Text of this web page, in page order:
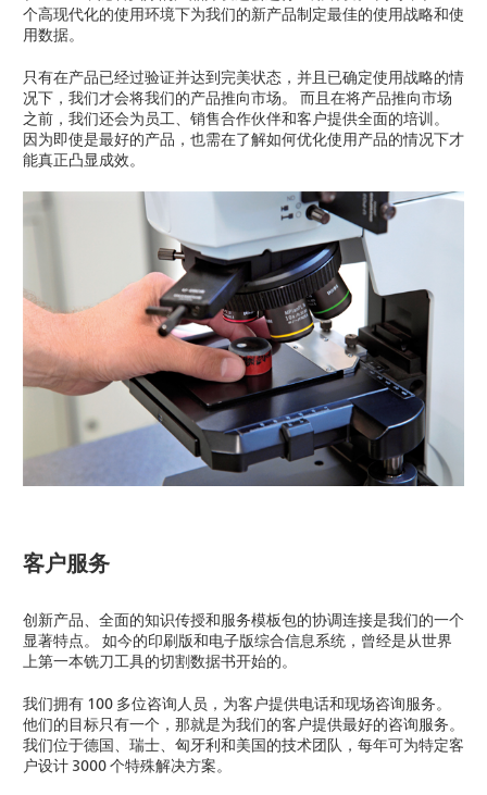
个高现代化的使用环境下为我们的新产品制定最佳的使用战略和使
用数据。
只有在产品已经过验证并达到完美状态，并且已确定使用战略的情
况下，我们才会将我们的产品推向市场。 而且在将产品推向市场
之前，我们还会为员工、销售合作伙伴和客户提供全面的培训。
因为即使是最好的产品，也需在了解如何优化使用产品的情况下才
能真正凸显成效。
客户服务
创新产品、全面的知识传授和服务模板包的协调连接是我们的一个
显著特点。 如今的印刷版和电子版综合信息系统，曾经是从世界
上第一本铣刀工具的切割数据书开始的。
我们拥有 100 多位咨询人员，为客户提供电话和现场咨询服务。
他们的目标只有一个，那就是为我们的客户提供最好的咨询服务。
我们位于德国、瑞士、匈牙利和美国的技术团队，每年可为特定客
户设计 3000 个特殊解决方案。